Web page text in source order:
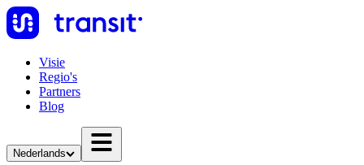
Visie
Regio's
Partners
Blog
Nederlands